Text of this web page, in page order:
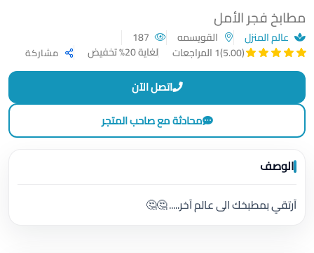
مطابخ فجر الأمل
عالم المنزل القويسمه
(5.00)
1 المراجعات لغاية 20% تخفيض مشاركة
اتصل الآن
محادثة مع صاحب المتجر
الوصف
آرتقي بمطبخك الى عالم آخر..... 🤔🤔